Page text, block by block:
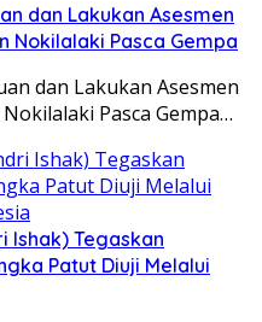
dan Lakukan Asesmen
Nokilalaki Pasca Gempa
dan Lakukan Asesmen
Pasca Gempa…
Ishak) Tegaskan
Patut Diuji Melalui